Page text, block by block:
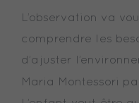
L’observation va
comprendre les
d’ajuster
Maria Montessori